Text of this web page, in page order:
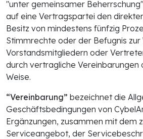
"unter gemeinsamer
auf eine Vertragspartei den
Besitz von mindestens fünfzig
Stimmrechte oder der Befugnis zur
Vorstandsmitgliedern oder
durch vertragliche Vereinbarungen
Weise.
“Vereinbarung” bezeichnet die
Geschäftsbedingungen von
Ergänzungen, zusammen mit dem
Serviceangebot, der